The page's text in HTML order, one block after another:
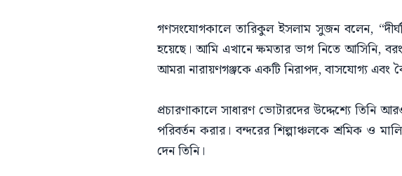
গণসংযোগকালে তারিকুল ইসলাম সুজন বলেন,
হয়েছে। আমি এখানে ক্ষমতার ভাগ নিতে আসিনি,
আমরা নারায়ণগঞ্জকে একটি নিরাপদ, বাসযোগ্য এবং
প্রচারণাকালে সাধারণ ভোটারদের উদ্দেশ্যে তিনি
পরিবর্তন করার। বন্দরের শিল্পাঞ্চলকে শ্রমিক ও
দেন তিনি।